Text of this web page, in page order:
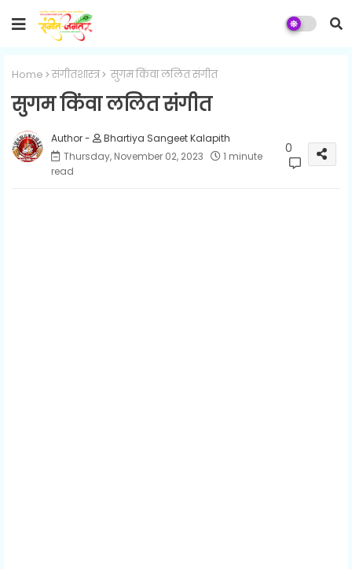
Home संगीतशास्त्र सुगम किंवा ललित संगीत
सुगम किंवा ललित संगीत
Bhartiya Sangeet Kalapith
Thursday, November 02, 2023
1 minute
read
0